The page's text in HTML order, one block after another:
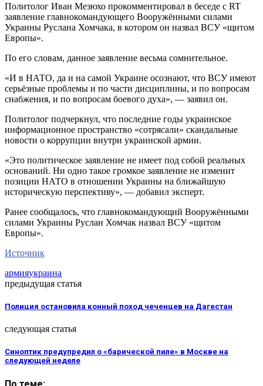
Политолог Иван Мезюхо прокомментировал в беседе с RT
заявление главнокомандующего Вооружёнными силами
Украины Руслана Хомчака, в котором он назвал ВСУ «щитом
Европы».
По его словам, данное заявление весьма сомнительное.
«И в НАТО, да и на самой Украине осознают, что ВСУ имеют
серьёзные проблемы и по части дисциплины, и по вопросам
снабжения, и по вопросам боевого духа», — заявил он.
Политолог подчеркнул, что последние годы украинское
информационное пространство «сотрясали» скандальные
новости о коррупции внутри украинской армии.
«Это политическое заявление не имеет под собой реальных
оснований. Ни одно такое громкое заявление не изменит
позиции НАТО в отношении Украины на ближайшую
историческую перспективу», — добавил эксперт.
Ранее сообщалось, что главнокомандующий Вооружёнными
силами Украины Руслан Хомчак назвал ВСУ «щитом
Европы».
Источник
армияукраина
предыдущая статья
Полиция остановила конный поход чеченцев на Дагестан
следующая статья
Синоптик предупредил о «барической пиле» в Москве на
следующей неделе
По теме: